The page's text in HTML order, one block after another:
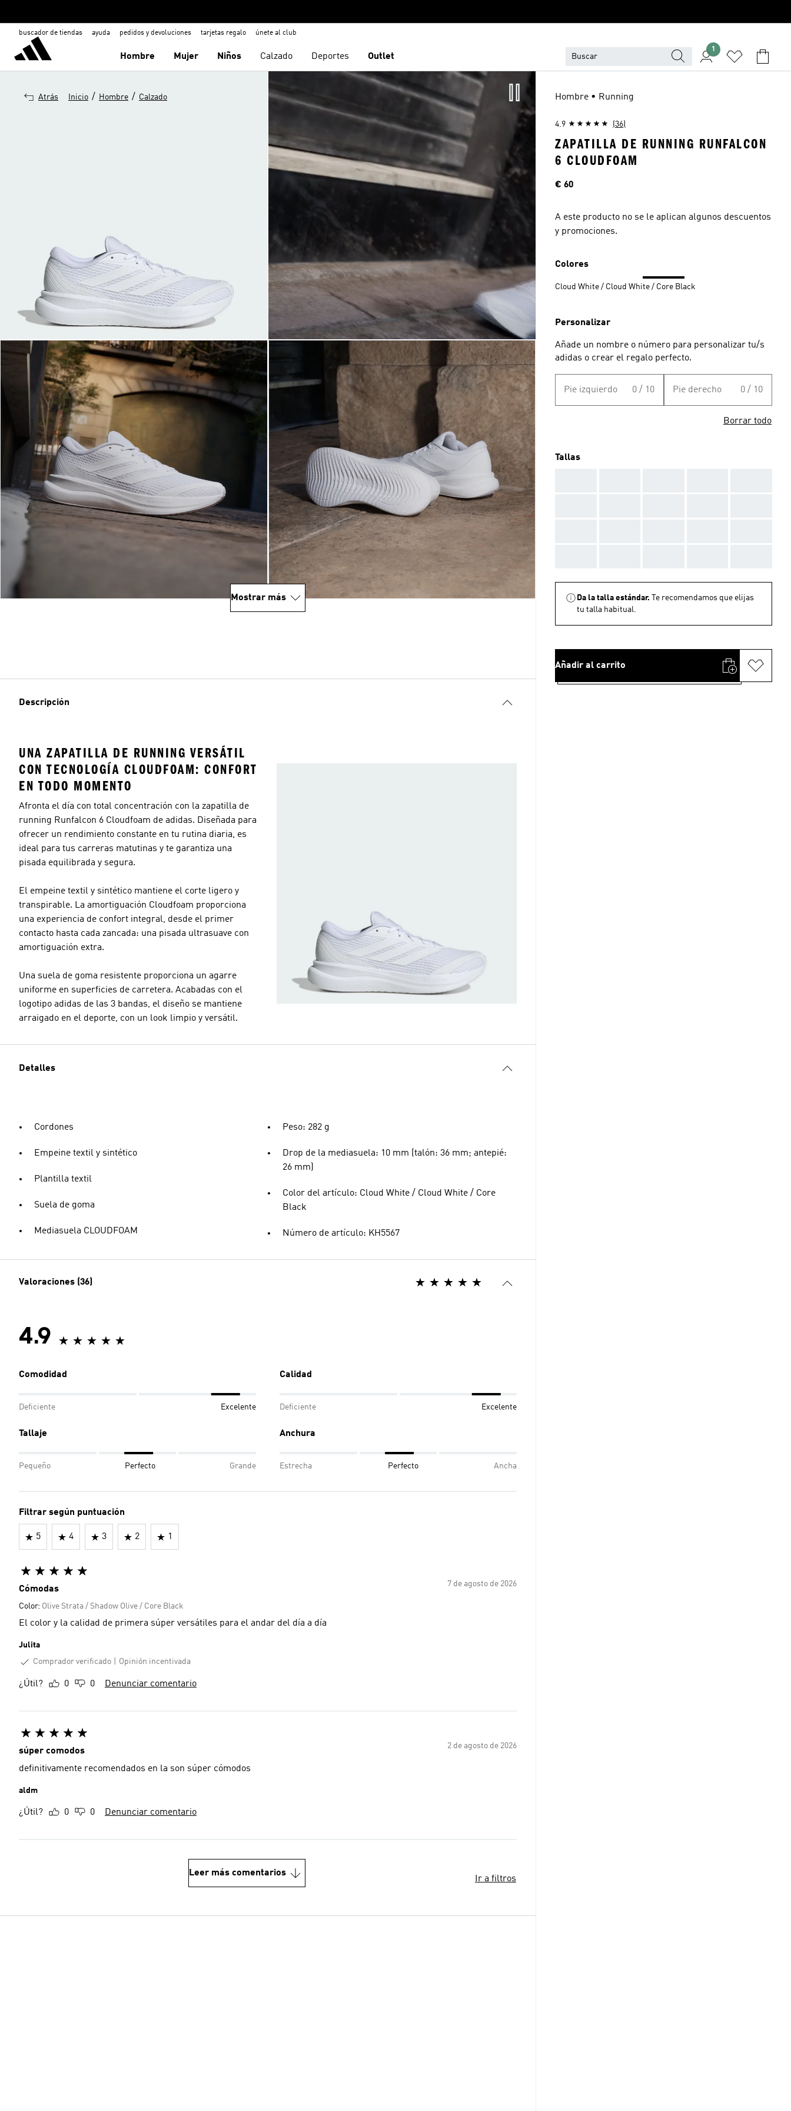
buscador de tiendas ayuda pedidos y devoluciones tarjetas regalo únete al club
Hombre Mujer Niños Calzado Deportes Outlet
1
Atrás Inicio / Hombre / Calzado
Mostrar más
Descripción
UNA ZAPATILLA DE RUNNING VERSÁTIL
CON TECNOLOGÍA CLOUDFOAM: CONFORT
EN TODO MOMENTO
Afronta el día con total concentración con la zapatilla de
running Runfalcon 6 Cloudfoam de adidas. Diseñada para
ofrecer un rendimiento constante en tu rutina diaria, es
ideal para tus carreras matutinas y te garantiza una
pisada equilibrada y segura.
El empeine textil y sintético mantiene el corte ligero y
transpirable. La amortiguación Cloudfoam proporciona
una experiencia de confort integral, desde el primer
contacto hasta cada zancada: una pisada ultrasuave con
amortiguación extra.
Una suela de goma resistente proporciona un agarre
uniforme en superficies de carretera. Acabadas con el
logotipo adidas de las 3 bandas, el diseño se mantiene
arraigado en el deporte, con un look limpio y versátil.
Detalles
Cordones
Empeine textil y sintético
Plantilla textil
Suela de goma
Mediasuela CLOUDFOAM
Peso: 282 g
Drop de la mediasuela: 10 mm (talón: 36 mm; antepié:
26 mm)
Color del artículo: Cloud White / Cloud White / Core
Black
Número de artículo: KH5567
Valoraciones (36)
4.9
Comodidad
Deficiente Excelente
Calidad
Deficiente Excelente
Tallaje
Pequeño Perfecto Grande
Anchura
Estrecha Perfecto Ancha
Filtrar según puntuación
5 4 3 2 1
7 de agosto de 2026
Cómodas
Color: Olive Strata / Shadow Olive / Core Black
El color y la calidad de primera súper versátiles para el andar del día a día
Julita
Comprador verificado
Opinión incentivada
¿Útil? 0 0 Denunciar comentario
2 de agosto de 2026
súper comodos
definitivamente recomendados en la son súper cómodos
aldm
¿Útil? 0 0 Denunciar comentario
Leer más comentarios
Ir a filtros
Hombre • Running
4.9 (36)
ZAPATILLA DE RUNNING RUNFALCON
6 CLOUDFOAM
Precio
€ 60
A este producto no se le aplican algunos descuentos
y promociones.
Colores
Cloud White / Cloud White / Core Black
Personalizar
Añade un nombre o número para personalizar tu/s
adidas o crear el regalo perfecto.
Pie izquierdo 0 / 10 Pie derecho 0 / 10
Borrar todo
Tallas
Da la talla estándar.
Te recomendamos que elijas
tu talla habitual.
Añadir al carrito